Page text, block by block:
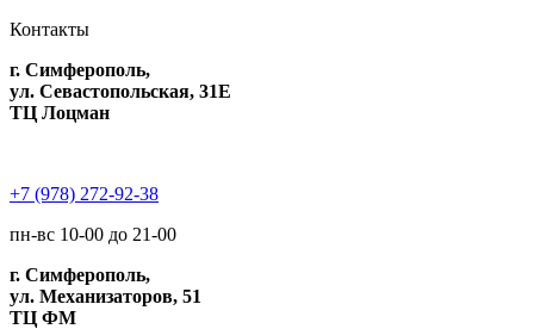
Контакты
г. Симферополь,
ул. Севастопольская, 31Е
ТЦ Лоцман
+7 (978) 272-92-38
пн-вс 10-00 до 21-00
г. Симферополь,
ул. Механизаторов, 51
ТЦ ФМ